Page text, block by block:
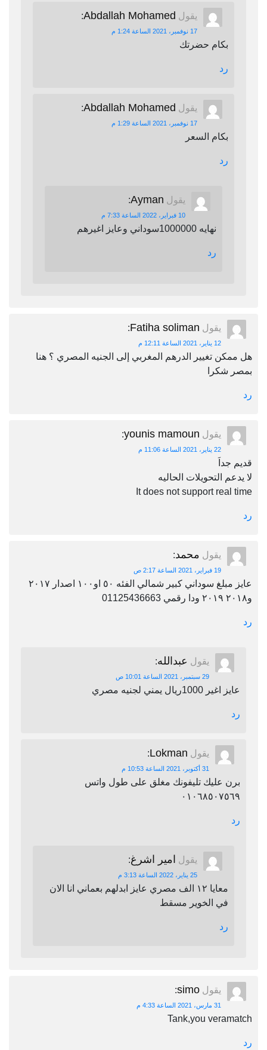
يقول Abdallah Mohamed
:
17 نوفمبر، 2021 الساعة 1:24 م
بكام حضرتك
رد
يقول Abdallah Mohamed
:
17 نوفمبر، 2021 الساعة 1:29 م
بكام السعر
رد
يقول Ayman
:
10 فبراير، 2022 الساعة 7:33 م
نهايه 1000000سوداني وعايز اغيرهم
رد
يقول Fatiha soliman
:
12 يناير، 2021 الساعة 12:11 م
هل ممكن تغيير الدرهم المغربي إلى الجنيه المصري ؟ هنا
بمصر شكرا
رد
يقول younis mamoun
:
22 يناير، 2021 الساعة 11:06 م
قديم جداَ
لا يدعم التحويلات الحاليه
It does not support real time
رد
يقول محمد:
19 فبراير، 2021 الساعة 2:17 ص
عايز مبلغ سوداني كبير شمالي الفئه ٥٠ او١٠٠ اصدار ٢٠١٧
و٢٠١٨ ٢٠١٩ ودا رقمي 01125436663
رد
يقول عبدالله:
29 سبتمبر، 2021 الساعة 10:01 ص
عايز اغير 1000ريال يمني لجنيه مصري
رد
يقول Lokman
:
31 أكتوبر، 2021 الساعة 10:53 م
برن عليك تليفونك مغلق على طول واتس
٠١٠٦٨٥٠٧٥٦٩
رد
يقول امير اشرغ:
25 يناير، 2022 الساعة 3:13 م
معايا ١٢ الف مصري عايز ابدلهم بعماني انا الان
في الخوير مسقط
رد
يقول simo
:
31 مارس، 2021 الساعة 4:33 م
Tank,you veramatch
رد